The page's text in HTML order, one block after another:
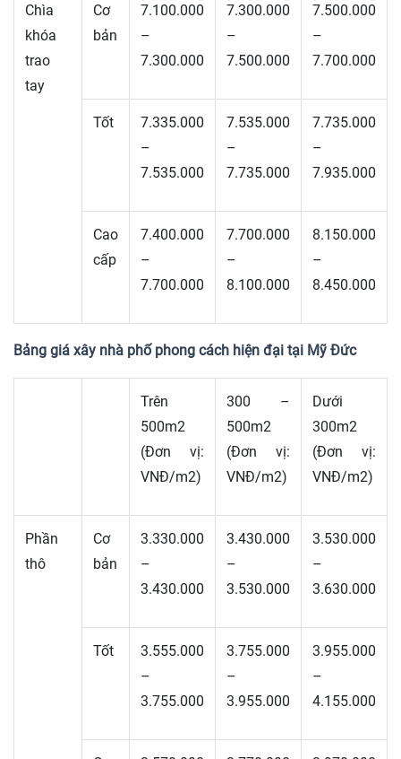
Chìa
khóa
trao
tay
Cơ
bản
7.100.000
–
7.300.000
7.300.000
–
7.500.000
7.500.000
–
7.700.000
Tốt
7.335.000
–
7.535.000
7.535.000
–
7.735.000
7.735.000
–
7.935.000
Cao
cấp
7.400.000
–
7.700.000
7.700.000
–
8.100.000
8.150.000
–
8.450.000
Bảng giá xây nhà phố phong cách hiện đại tại Mỹ Đức
Trên
500m2
(Đơn vị:
VNĐ/m2)
300 –
500m2
(Đơn vị:
VNĐ/m2)
Dưới
300m2
(Đơn vị:
VNĐ/m2)
Phần
thô
Cơ
bản
3.330.000
–
3.430.000
3.430.000
–
3.530.000
3.530.000
–
3.630.000
Tốt
3.555.000
–
3.755.000
3.755.000
–
3.955.000
3.955.000
–
4.155.000